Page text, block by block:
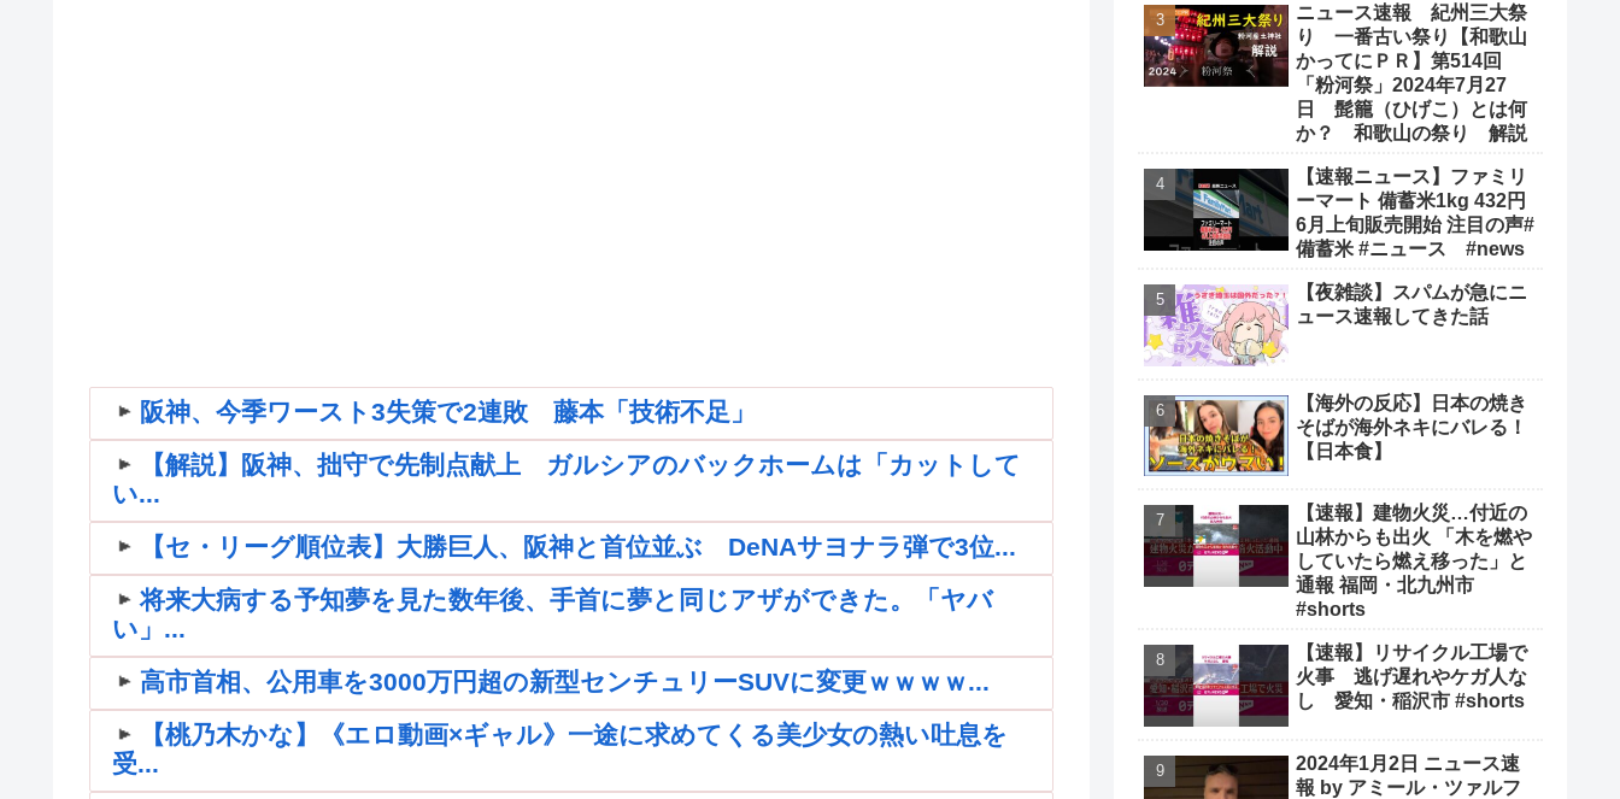
阪神、今季ワースト3失策で2連敗 藤本「技術不足」
【解説】阪神、拙守で先制点献上 ガルシアのバックホームは「カットして
い...
【セ・リーグ順位表】大勝巨人、阪神と首位並ぶ DeNAサヨナラ弾で3位...
将来大病する予知夢を見た数年後、手首に夢と同じアザができた。「ヤバ
い」...
高市首相、公用車を3000万円超の新型センチュリーSUVに変更ｗｗｗｗ...
【桃乃木かな】《エロ動画×ギャル》一途に求めてくる美少女の熱い吐息を
受...
ニュース速報 紀州三大祭
り 一番古い祭り【和歌山
かってにＰＲ】第514回
「粉河祭」2024年7月27
日 髭籠（ひげこ）とは何
か？ 和歌山の祭り 解説
【速報ニュース】ファミリ
ーマート 備蓄米1kg 432円
6月上旬販売開始 注目の声#
備蓄米 #ニュース #news
【夜雑談】スパムが急にニ
ュース速報してきた話
【海外の反応】日本の焼き
そばが海外ネキにバレる！
【日本食】
【速報】建物火災…付近の
山林からも出火 「木を燃や
していたら燃え移った」と
通報 福岡・北九州市
#shorts
【速報】リサイクル工場で
火事 逃げ遅れやケガ人な
し 愛知・稲沢市 #shorts
2024年1月2日 ニュース速
報 by アミール・ツァルフ